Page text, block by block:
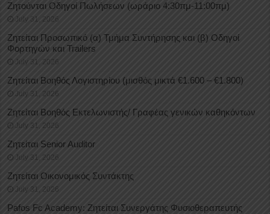
Ζητούνται Οδηγοί Πωλήσεων (ωράριο 4:30πμ-11:00πμ)
July 31, 2026
Ζητείται Προσωπικό (α) Τμήμα Συντήρησης και (β) Οδηγοί
Φορτηγών και Trailers
July 31, 2026
Ζητείται Βοηθός Λογιστηρίου (μισθός μικτά €1.600 – €1.800)
July 31, 2026
Ζητείται Βοηθός Εκτελωνιστής/ Γραφέας γενικών καθηκόντων
July 31, 2026
Ζητείται Senior Auditor
July 31, 2026
Ζητείται Οικονομικός Συντάκτης
July 31, 2026
Pafos Fc Academy: Ζητείται Συνεργάτης Φυσιοθεραπευτής